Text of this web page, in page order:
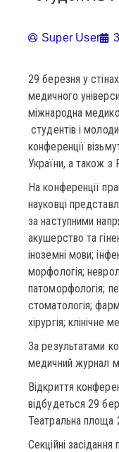
Super User
29 березня у
медичного
міжнародна
студентів і
конференції
України, а також з
На конференції
науковці
за наступними
акушерство та
іноземні мови;
морфологія;
патоморфологія;
стоматологія;
хірургія; клінічне
За результатами
медичний журнал
Відкриття
відбудеться 29
Театральна площа
Секційні